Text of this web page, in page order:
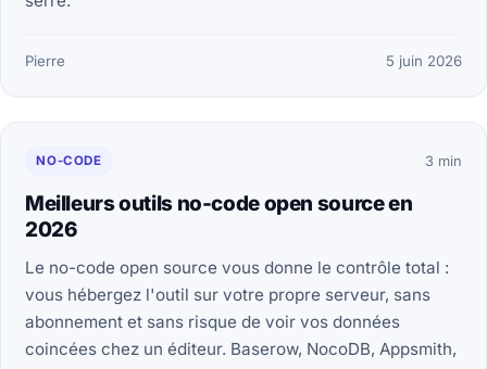
Pierre 5 juin 2026
NO-CODE 3 min
Meilleurs outils no-code open source en
2026
Le no-code open source vous donne le contrôle total :
vous hébergez l'outil sur votre propre serveur, sans
abonnement et sans risque de voir vos données
coincées chez un éditeur. Baserow, NocoDB, Appsmith,